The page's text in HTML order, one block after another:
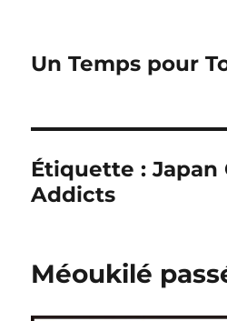
Un Temps pour
Étiquette :Japan
Addicts
Méoukilé